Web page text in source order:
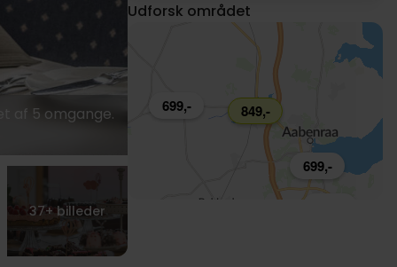
af 5 omgange.
37+ billeder
Udforsk området
699,-
699,-
849,-